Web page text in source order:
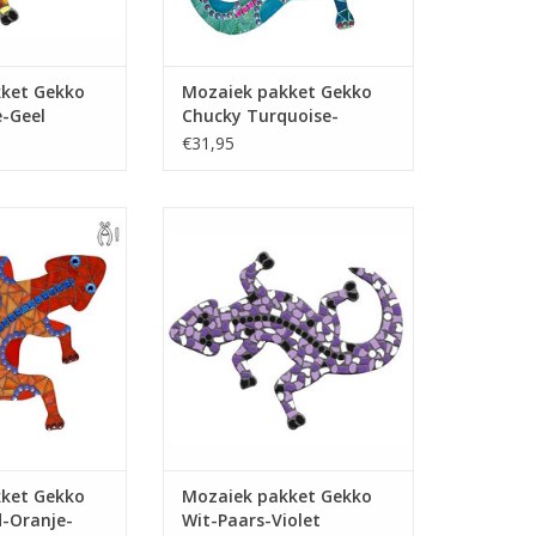
Gekko
Geel
Mozaiek pakket Gekko
Chucky Turquoise-
Blauw-Paars
€31,95
om deze
te mozaïeken.
evt. mee te
WINKELWAGEN
Gekko
Oranje-
glasmozaiek-dotjes
TOEVOEGEN AAN WINKELWAGEN
Mozaiek pakket Gekko
Wit-Paars-Violet